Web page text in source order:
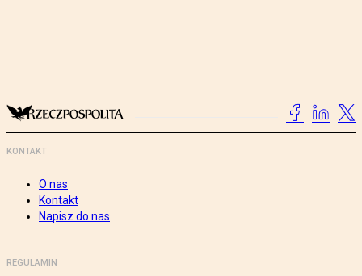
KONTAKT
O nas
Kontakt
Napisz do nas
REGULAMIN